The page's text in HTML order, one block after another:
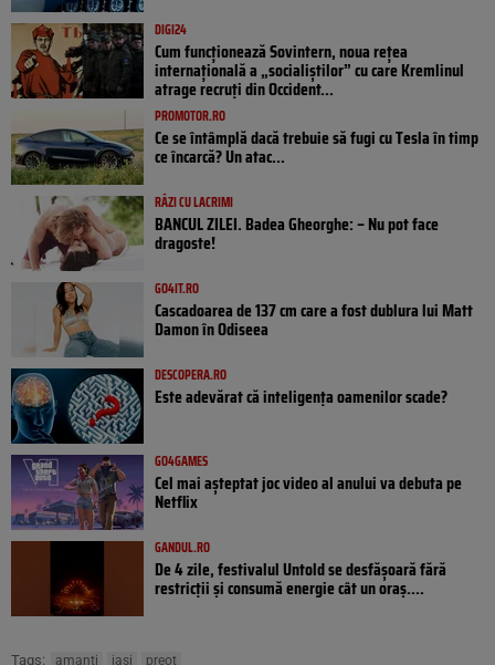
DIGI24
Cum funcționează Sovintern, noua rețea
internațională a „socialiștilor” cu care Kremlinul
atrage recruți din Occident...
PROMOTOR.RO
Ce se întâmplă dacă trebuie să fugi cu Tesla în timp
ce încarcă? Un atac...
RÂZI CU LACRIMI
BANCUL ZILEI. Badea Gheorghe: – Nu pot face
dragoste!
GO4IT.RO
Cascadoarea de 137 cm care a fost dublura lui Matt
Damon în Odiseea
DESCOPERA.RO
Este adevărat că inteligența oamenilor scade?
GO4GAMES
Cel mai așteptat joc video al anului va debuta pe
Netflix
GANDUL.RO
De 4 zile, festivalul Untold se desfășoară fără
restricții și consumă energie cât un oraș....
Tags: amanti iasi preot